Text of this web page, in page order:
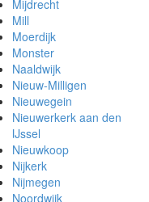
Mijdrecht
Mill
Moerdijk
Monster
Naaldwijk
Nieuw-Milligen
Nieuwegein
Nieuwerkerk aan den
IJssel
Nieuwkoop
Nijkerk
Nijmegen
Noordwijk